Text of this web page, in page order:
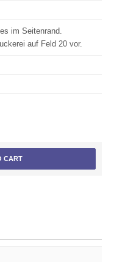
im Seitenrand.
auf Feld 20 vor.
CART